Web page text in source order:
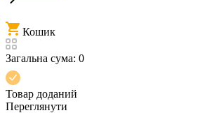
Кошик
Загальна сума: 0
Товар доданий
Переглянути